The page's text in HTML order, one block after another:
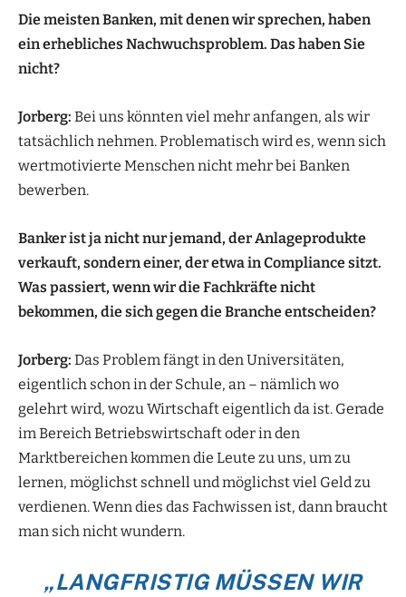
Die meisten Banken, mit denen wir sprechen, haben
ein erhebliches Nachwuchsproblem. Das haben Sie
nicht?
Jorberg: Bei uns könnten viel mehr anfangen, als wir
tatsächlich nehmen. Problematisch wird es, wenn sich
wertmotivierte Menschen nicht mehr bei Banken
bewerben.
Banker ist ja nicht nur jemand, der Anlageprodukte
verkauft, sondern einer, der etwa in Compliance sitzt.
Was passiert, wenn wir die Fachkräfte nicht
bekommen, die sich gegen die Branche entscheiden?
Jorberg: Das Problem fängt in den Universitäten,
eigentlich schon in der Schule, an – nämlich wo
gelehrt wird, wozu Wirtschaft eigentlich da ist. Gerade
im Bereich Betriebswirtschaft oder in den
Marktbereichen kommen die Leute zu uns, um zu
lernen, möglichst schnell und möglichst viel Geld zu
verdienen. Wenn dies das Fachwissen ist, dann braucht
man sich nicht wundern.
„LANGFRISTIG MÜSSEN WIR